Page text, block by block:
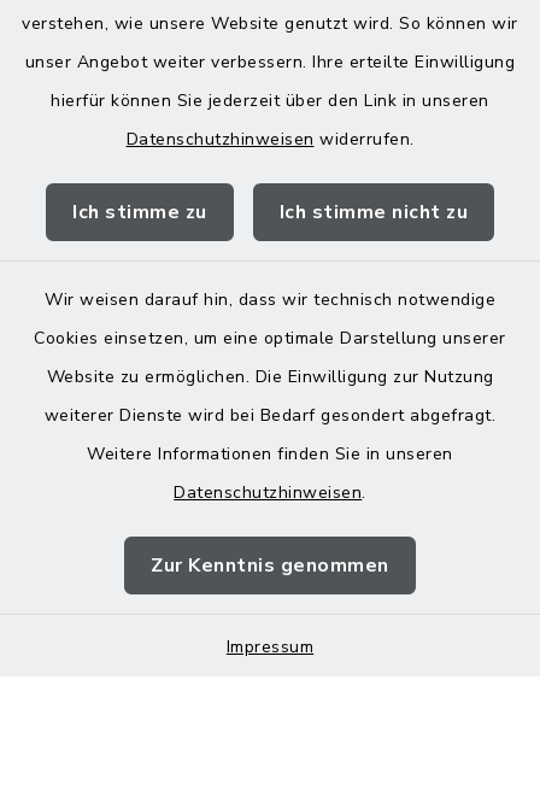
verstehen, wie unsere Website genutzt wird. So können wir
unser Angebot weiter verbessern. Ihre erteilte Einwilligung
hierfür können Sie jederzeit über den Link in unseren
Datenschutzhinweisen widerrufen.
Ich stimme zu Ich stimme nicht zu
Wir weisen darauf hin, dass wir technisch notwendige
Cookies einsetzen, um eine optimale Darstellung unserer
Website zu ermöglichen. Die Einwilligung zur Nutzung
weiterer Dienste wird bei Bedarf gesondert abgefragt.
Weitere Informationen finden Sie in unseren
Datenschutzhinweisen.
Zur Kenntnis genommen
Impressum
Donnerstag zusätzlich:
13:00-18:00 Uhr
Landratsamt Mühldorf
Barrierefreiheit
Impressum
Sitemap